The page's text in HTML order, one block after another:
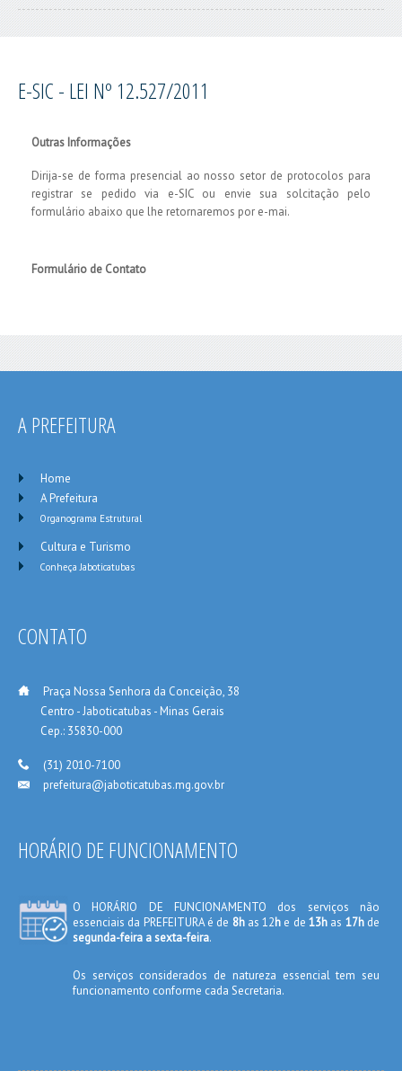
E-SIC - LEI Nº 12.527/2011
Outras Informações
Dirija-se de forma presencial ao nosso setor de protocolos para
registrar se pedido via e-SIC ou envie sua solcitação pelo
formulário abaixo que lhe retornaremos por e-mai.
Formulário de Contato
E-mail*
Assunto
Captcha*
Enviar cópia para mim
A PREFEITURA
Home
A Prefeitura
Organograma Estrutural
Cultura e Turismo
Conheça Jaboticatubas
CONTATO
Praça Nossa Senhora da Conceição, 38
Centro - Jaboticatubas - Minas Gerais
Cep.: 35830-000
(31) 2010-7100
prefeitura@jaboticatubas.mg.gov.br
HORÁRIO DE FUNCIONAMENTO
O HORÁRIO DE FUNCIONAMENTO dos serviços não
essenciais da PREFEITURA é de 8has 12h e de 13h as 17hde
segunda-feira a sexta-feira.
Os serviços considerados de natureza essencial tem seu
funcionamento conforme cada Secretaria.